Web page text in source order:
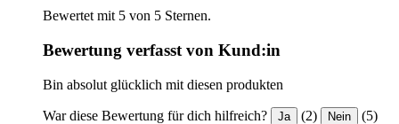
Bewertet mit 5 von 5 Sternen.
Bewertung verfasst von Kund:in
Bin absolut glücklich mit diesen produkten
War diese Bewertung für dich hilfreich? Ja (2) Nein (5)